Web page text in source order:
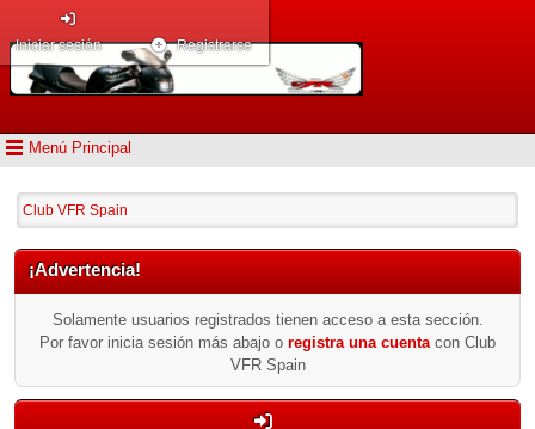
Menú Principal
Iniciar sesión Registrarse
Club VFR Spain
¡Advertencia!
Solamente usuarios registrados tienen acceso a esta sección.
Por favor inicia sesión más abajo o registra una cuenta con Club
VFR Spain